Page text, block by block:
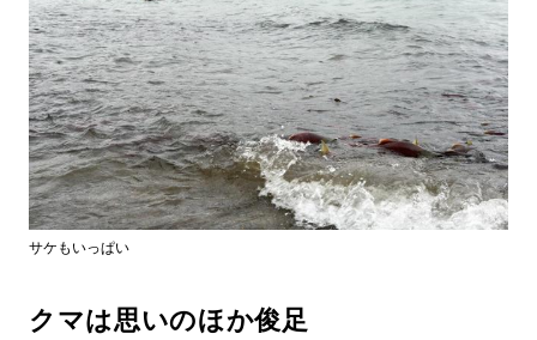
サケもいっぱい
クマは思いのほか俊足